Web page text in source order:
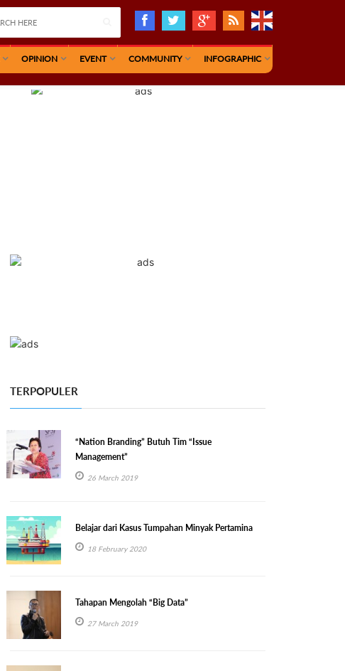
OPINION EVENT COMMUNITY INFOGRAPHIC
TERPOPULER
“Nation Branding” Butuh Tim “Issue
Management”
26 March 2019
Belajar dari Kasus Tumpahan Minyak Pertamina
18 February 2020
Tahapan Mengolah “Big Data”
27 March 2019